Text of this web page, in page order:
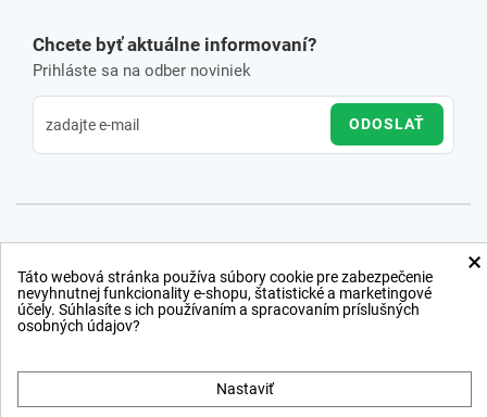
Chcete byť aktuálne informovaní?
Prihláste sa na odber noviniek
ODOSLAŤ
×
Táto webová stránka používa súbory cookie pre zabezpečenie
nevyhnutnej funkcionality e-shopu, štatistické a marketingové
účely. Súhlasíte s ich používaním a spracovaním príslušných
osobných údajov?
Nastaviť